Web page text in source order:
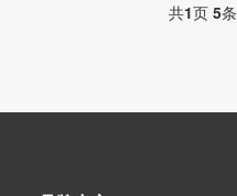
共1页 5条